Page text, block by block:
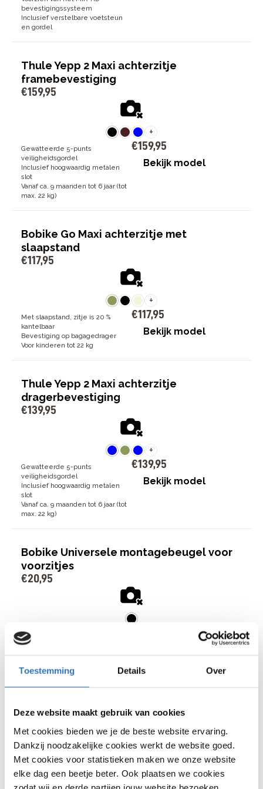
Toestemming Details Over
Deze website maakt gebruik van cookies
Met cookies bieden we je de beste website ervaring.
Dankzij noodzakelijke cookies werkt de website goed.
Met cookies voor statistieken maken we onze website
elke dag een beetje beter. Ook plaatsen we cookies
bevestigingssysteem
Inclusief verstelbare voetsteun
en gordel
Thule Yepp 2 Maxi achterzitje
framebevestiging
€159,95
+
Gewatteerde 5-punts
veiligheidsgordel
Inclusief hoogwaardig metalen
slot
Vanaf ca. 9 maanden tot 6 jaar (tot
max. 22 kg)
€159,95
Bekijk model
Bobike Go Maxi achterzitje met
slaapstand
€117,95
+
Met slaapstand, zitje is 20 %
kantelbaar
Bevestiging op bagagedrager
Voor kinderen tot 22 kg
€117,95
Bekijk model
Thule Yepp 2 Maxi achterzitje
dragerbevestiging
€139,95
+
Gewatteerde 5-punts
veiligheidsgordel
Inclusief hoogwaardig metalen
slot
Vanaf ca. 9 maanden tot 6 jaar (tot
max. 22 kg)
€139,95
Bekijk model
Bobike Universele montagebeugel voor
voorzitjes
€20,95
Stuurpenbevestiging
Past op fietsen met een stuurpen
en met A-head stuur contructie
bevestigingsmogelijkheid voor
Bobike Junior One achterzitje
6 beoordelingen
€84,95